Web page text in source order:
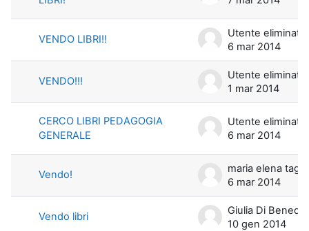
VENDO LIBRI!!
Utente eliminato
6 mar 2014
VENDO!!!
Utente eliminato
1 mar 2014
CERCO LIBRI PEDAGOGIA
GENERALE
Utente eliminato
6 mar 2014
Vendo!
6 mar 2014
Vendo libri
10 gen 2014